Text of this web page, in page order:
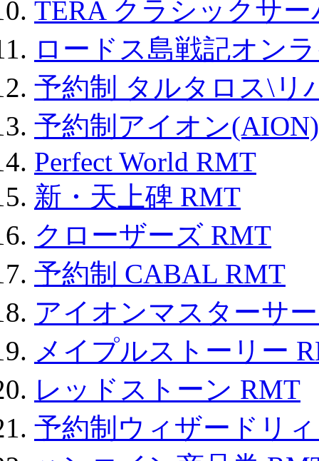
TERA クラシックサ
ロードス島戦記オン
予約制 タルタロス\リ
予約制アイオン
Perfect World RMT
新・天上碑 RMT
クローザーズ RMT
予約制 CABAL RMT
アイオンマスターサ
メイプルストーリー
レッドストーン RMT
予約制ウィザードリ